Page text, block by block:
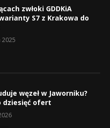
zwłoki GDDKiA
S7 z Krakowa do
węzeł w Jaworniku?
dziesięć ofert